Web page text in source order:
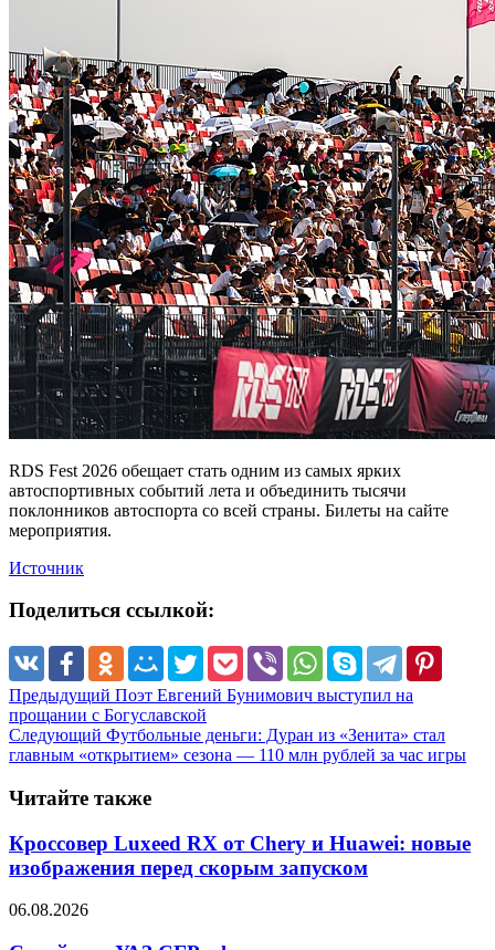
RDS Fest 2026 обещает стать одним из самых ярких
автоспортивных событий лета и объединить тысячи
поклонников автоспорта со всей страны. Билеты на сайте
мероприятия.
Источник
Поделиться ссылкой:
Предыдущий Поэт Евгений Бунимович выступил на
прощании с Богуславской
Следующий Футбольные деньги: Дуран из «Зенита» стал
главным «открытием» сезона — 110 млн рублей за час игры
Читайте также
Кроссовер Luxeed RX от Chery и Huawei: новые
изображения перед скорым запуском
06.08.2026